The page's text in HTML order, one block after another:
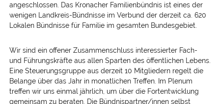
angeschlossen. Das Kronacher Familienbündnis ist eines der
wenigen Landkreis-Bündnisse im Verbund der derzeit ca. 620
Lokalen Bündnisse für Familie im gesamten Bundesgebiet.
Wir sind ein offener Zusammenschluss interessierter Fach-
und Führungskräfte aus allen Sparten des öffentlichen Lebens.
Eine Steuerungsgruppe aus derzeit 10 Mitgliedern regelt die
Belange über das Jahr in monatlichen Treffen. Im Plenum
treffen wir uns einmal jährlich, um über die Fortentwicklung
gemeinsam zu beraten. Die Bündnispartner/innen selbst